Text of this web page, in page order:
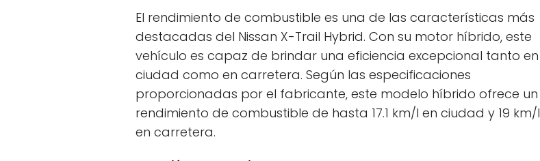
El rendimiento de combustible es una de las características más
destacadas del Nissan X-Trail Hybrid. Con su motor híbrido, este
vehículo es capaz de brindar una eficiencia excepcional tanto en
ciudad como en carretera. Según las especificaciones
proporcionadas por el fabricante, este modelo híbrido ofrece un
rendimiento de combustible de hasta 17.1 km/l en ciudad y 19 km/l
en carretera.